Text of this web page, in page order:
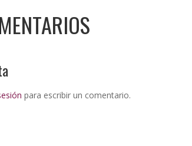
para escribir un comentario.